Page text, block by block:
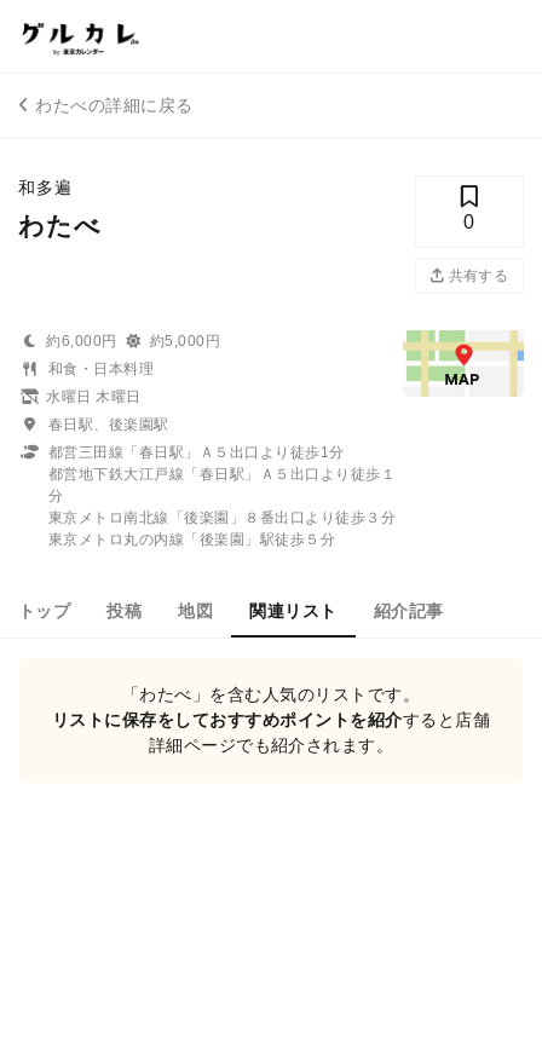
わたべの詳細に戻る
和多遍
わたべ 0
共有する
約6,000円
約5,000円
和食・日本料理
水曜日 木曜日
春日駅、後楽園駅
都営三田線「春日駅」Ａ５出口より徒歩1分
都営地下鉄大江戸線「春日駅」Ａ５出口より徒歩１
分
東京メトロ南北線「後楽園」８番出口より徒歩３分
東京メトロ丸の内線「後楽園」駅徒歩５分
トップ 投稿 地図 関連リスト 紹介記事
「わたべ」を含む人気のリストです。
リストに保存をしておすすめポイントを紹介すると店舗
詳細ページでも紹介されます。